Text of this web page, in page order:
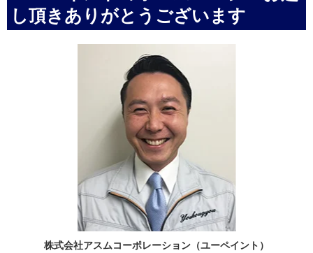
し頂きありがとうございます
株式会社アスムコーポレーション（ユーペイント）